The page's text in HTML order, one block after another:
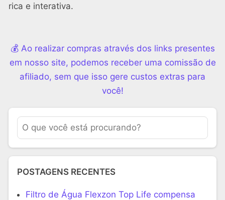
rica e interativa.
💰 Ao realizar compras através dos links presentes
em nosso site, podemos receber uma comissão de
afiliado, sem que isso gere custos extras para
você!
POSTAGENS RECENTES
Filtro de Água Flexzon Top Life compensa